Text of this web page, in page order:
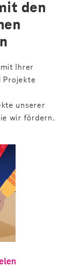
den
Ihrer
Projekte
unserer
wir fördern.